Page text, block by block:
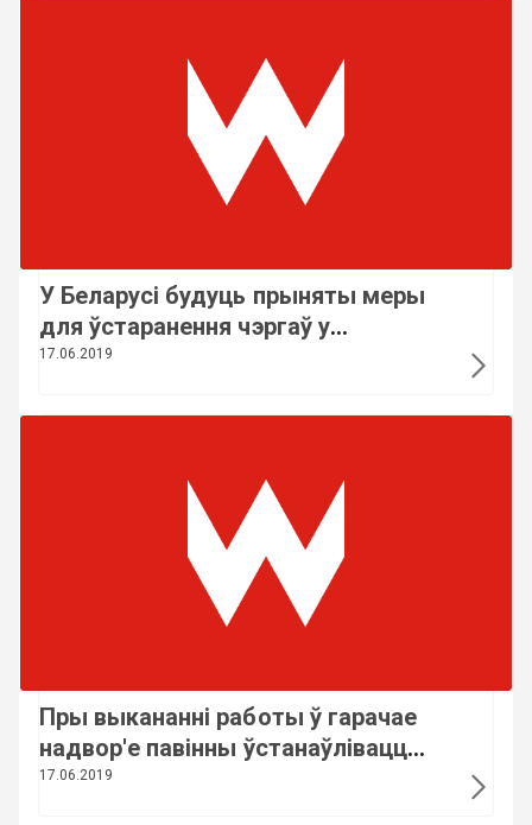
У Беларусі будуць прыняты меры
для ўстаранення чэргаў у
паліклініках
17.06.2019
Пры выкананні работы ў гарачае
надвор'е павінны ўстанаўлівацца
дадатковыя перапынкі - ФПБ
17.06.2019